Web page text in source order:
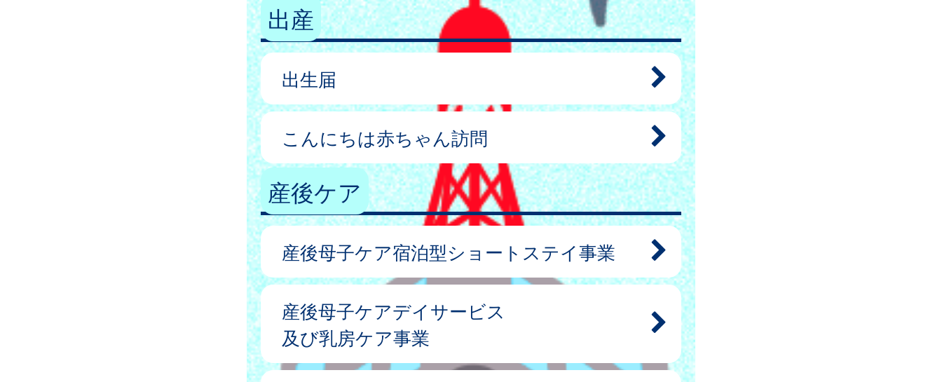
出産
出生届
こんにちは赤ちゃん訪問
産後ケア
産後母子ケア宿泊型ショートステイ事業
産後母子ケアデイサービス
及び乳房ケア事業